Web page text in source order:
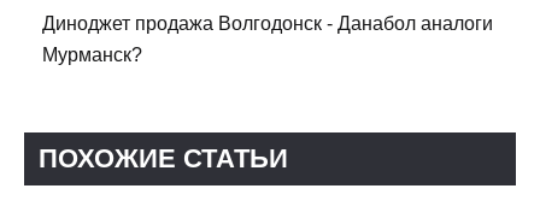
Диноджет продажа Волгодонск - Данабол аналоги
Мурманск?
ПОХОЖИЕ СТАТЬИ